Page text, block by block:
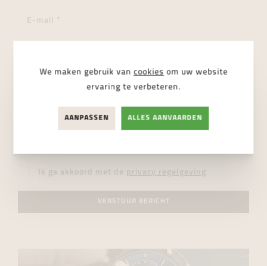
Ik ga akkoord met de privacy regelgeving
VERSTUUR BERICHT
We maken gebruik van cookies om uw website
ervaring te verbeteren.
AANPASSEN ALLES AANVAARDEN